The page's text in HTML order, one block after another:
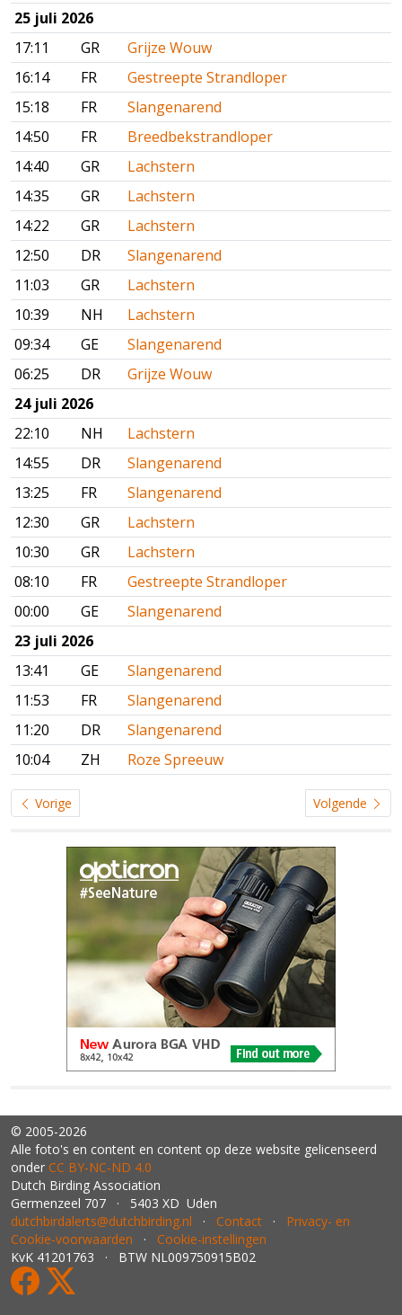
25 juli 2026
17:11
GR
Grijze Wouw
16:14
FR
Gestreepte Strandloper
15:18
FR
Slangenarend
14:50
FR
Breedbekstrandloper
14:40
GR
Lachstern
14:35
GR
Lachstern
14:22
GR
Lachstern
12:50
DR
Slangenarend
11:03
GR
Lachstern
10:39
NH
Lachstern
09:34
GE
Slangenarend
06:25
DR
Grijze Wouw
24 juli 2026
22:10
NH
Lachstern
14:55
DR
Slangenarend
13:25
FR
Slangenarend
12:30
GR
Lachstern
10:30
GR
Lachstern
08:10
FR
Gestreepte Strandloper
00:00
GE
Slangenarend
23 juli 2026
13:41
GE
Slangenarend
11:53
FR
Slangenarend
11:20
DR
Slangenarend
10:04
ZH Roze Spreeuw
Vorige Volgende
© 2005-2026
Alle foto's en content en content op deze website gelicenseerd
onder CC BY‑NC‑ND 4.0
Dutch Birding Association
Germenzeel 707 · 5403 XD Uden
dutchbirdalerts@dutchbirding.nl · Contact · Privacy- en
Cookie-voorwaarden · Cookie-instellingen
KvK 41201763 · BTW NL009750915B02